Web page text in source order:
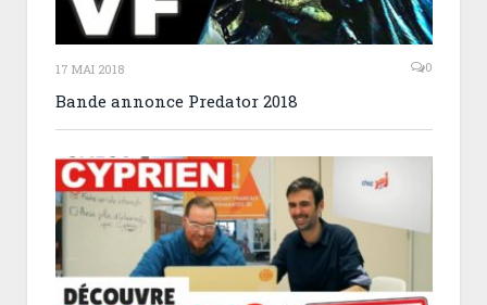
17 MAI 2018 0
Bande annonce Predator 2018